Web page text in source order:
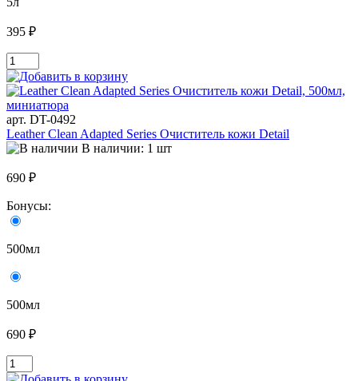
395 ₽
арт. DT-0492
Leather Clean Adapted Series Очиститель кожи Detail
В наличии: 1 шт
690 ₽
Бонусы:
500мл
500мл
690 ₽